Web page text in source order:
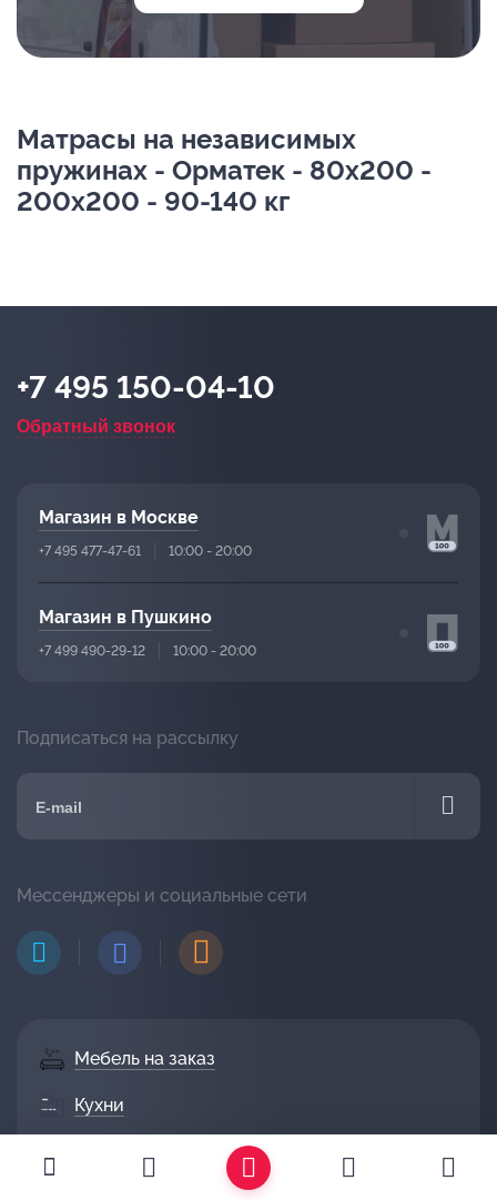
Матрасы на независимых
пружинах - Орматек - 80х200 -
200х200 - 90-140 кг
Мебель на заказ
Кухни
+7 495 150-04-10
Обратный звонок
Магазин в Москве
+7 495 477-47-61 10:00 - 20:00
Магазин в Пушкино
+7 499 490-29-12 10:00 - 20:00
Подписаться на рассылку
Мессенджеры и социальные сети